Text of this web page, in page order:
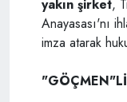
yakın şirket,
Anayasası'nı
imza atarak